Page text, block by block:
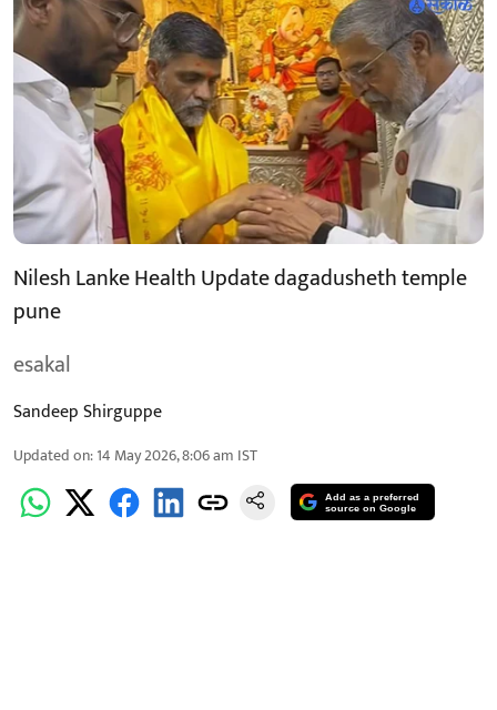
Nilesh Lanke Health Update dagadusheth temple
pune
esakal
Sandeep Shirguppe
Updated on:14 May 2026, 8:06 am IST
Add as a preferred
source on Google